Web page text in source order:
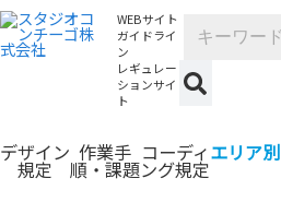
WEBサイト
ガイドライ
ン
レギュレー
ションサイ
ト
デザイン
規定
作業手
順・課題
コーディ
ング規定
エリア別